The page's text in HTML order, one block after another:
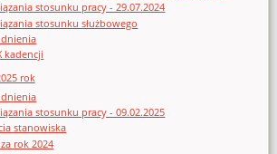
stosunku pracy - 29.07.2024
stosunku służbowego
kadencji
rok
stosunku pracy - 09.02.2025
stanowiska
rok 2024